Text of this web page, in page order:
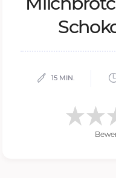
15 MIN.